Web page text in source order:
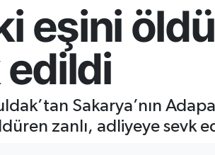
eşini
Sakarya’nın
zanlı, adliyeye sevk